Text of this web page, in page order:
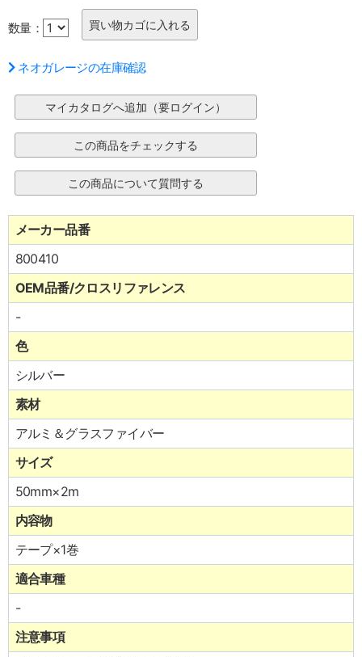
数量：
ネオガレージの在庫確認
メーカー品番
800410
OEM品番/クロスリファレンス
-
色
シルバー
素材
アルミ＆グラスファイバー
サイズ
50mm×2m
内容物
テープ×1巻
適合車種
-
注意事項